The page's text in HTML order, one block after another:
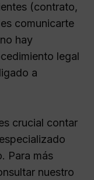
(contrato,
comunicarte
hay
legal
a
crucial contar
Para más
nuestro